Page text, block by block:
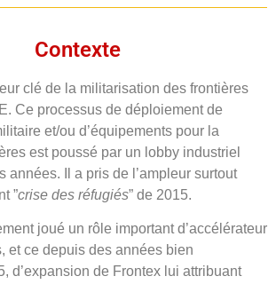
Contexte
clé de la militarisation des frontières
Ce processus de déploiement de
et/ou d’équipements pour la
est poussé par un lobby industriel
années. Il a pris de l’ampleur surtout
”crise des réfugiés” de 2015.
joué un rôle important d’accélérateur
et ce depuis des années bien
d’expansion de Frontex lui attribuant